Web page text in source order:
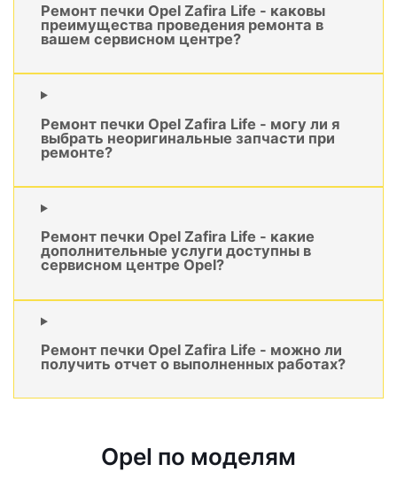
Ремонт печки Opel Zafira Life - каковы
преимущества проведения ремонта в
вашем сервисном центре?
Ремонт печки Opel Zafira Life - могу ли я
выбрать неоригинальные запчасти при
ремонте?
Ремонт печки Opel Zafira Life - какие
дополнительные услуги доступны в
сервисном центре Opel?
Ремонт печки Opel Zafira Life - можно ли
получить отчет о выполненных работах?
Opel по моделям